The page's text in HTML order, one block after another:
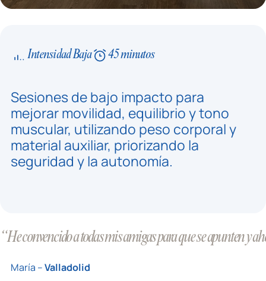
Intensidad Baja 45 minutos
Sesiones de bajo impacto para
mejorar movilidad, equilibrio y tono
muscular, utilizando peso corporal y
material auxiliar, priorizando la
seguridad y la autonomía.
“He convencido a todas mis amigas para que se apunten y
María –Valladolid